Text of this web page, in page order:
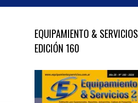
EQUIPAMIENTO & SERVICIOS
EDICIÓN 160